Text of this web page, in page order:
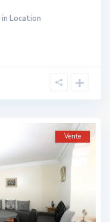
in Location
Vente